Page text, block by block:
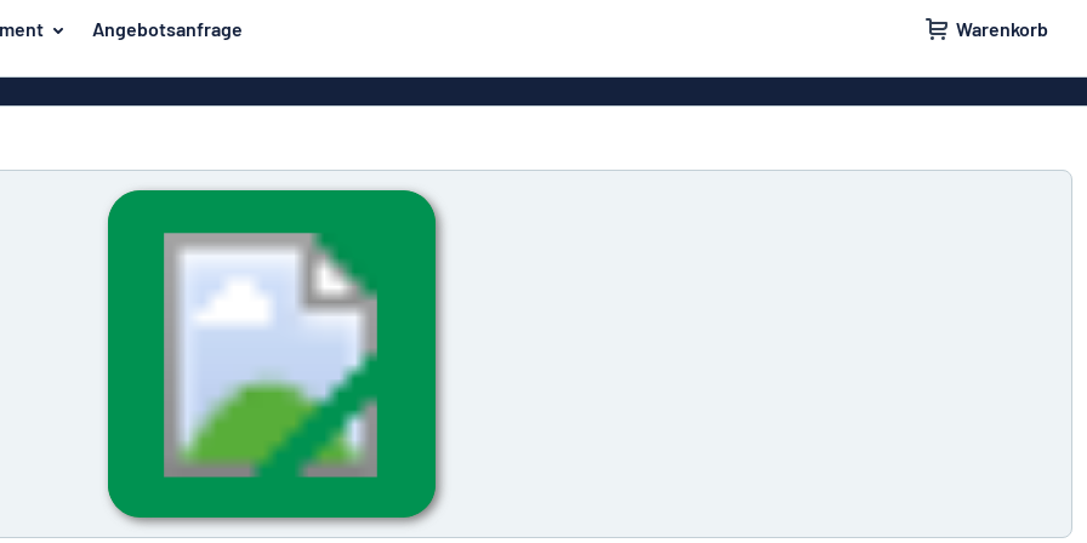
Angebotsanfrage Warenkorb
PVC-Schilder
Massives PET
Aluminiumschilder im
Aluminiumschilder
Aluminiumverbund-
Schilder
Hausschilder Türschilder